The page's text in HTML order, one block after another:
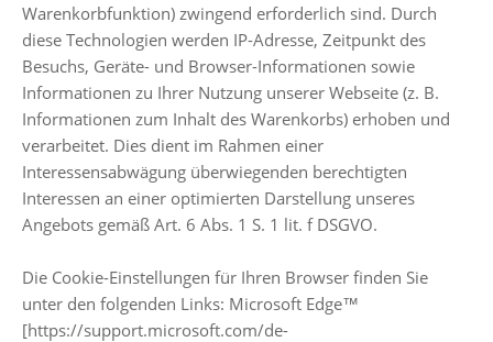
Warenkorbfunktion) zwingend erforderlich sind. Durch
diese Technologien werden IP-Adresse, Zeitpunkt des
Besuchs, Geräte- und Browser-Informationen sowie
Informationen zu Ihrer Nutzung unserer Webseite (z. B.
Informationen zum Inhalt des Warenkorbs) erhoben und
verarbeitet. Dies dient im Rahmen einer
Interessensabwägung überwiegenden berechtigten
Interessen an einer optimierten Darstellung unseres
Angebots gemäß Art. 6 Abs. 1 S. 1 lit. f DSGVO.
Die Cookie-Einstellungen für Ihren Browser finden Sie
unter den folgenden Links: Microsoft Edge™
[https://support.microsoft.com/de-